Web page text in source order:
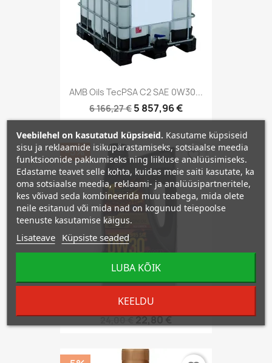
AMB Oils TecPSA C2 SAE 0W30...
6 166,27 € 5 857,96 €
AMB Oils SynthTec A5/B5 SAE...
24,00 €22,80 €
−5% favorite_border
Veebilehel on kasutatud küpsiseid. Kasutame küpsiseid
sisu ja reklaamide isikupärastamiseks, sotsiaalse meedia
funktsioonide pakkumiseks ning liikluse analüüsimiseks.
Edastame teavet selle kohta, kuidas meie saiti kasutate, ka
oma sotsiaalse meedia, reklaami- ja analüüsipartneritele,
kes võivad seda kombineerida muu teabega, mida olete
neile esitanud või mida nad on kogunud teiepoolse
teenuste kasutamise käigus.
Lisateave Küpsiste seaded
KEELDU
LUBA KÕIK